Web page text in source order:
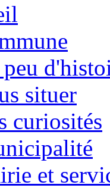
situer
curiosités
et